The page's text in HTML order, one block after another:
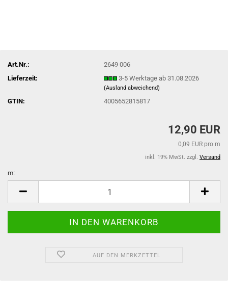
Art.Nr.:
2649 006
Lieferzeit:
3-5 Werktage ab 31.08.2026
(Ausland abweichend)
GTIN: 4005652815817
12,90 EUR
0,09 EUR pro m
inkl. 19% MwSt. zzgl. Versand
m:
AUF DEN MERKZETTEL